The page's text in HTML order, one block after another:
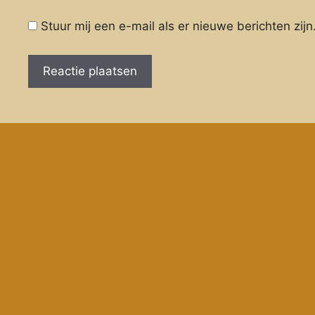
Stuur mij een e-mail als er nieuwe berichten